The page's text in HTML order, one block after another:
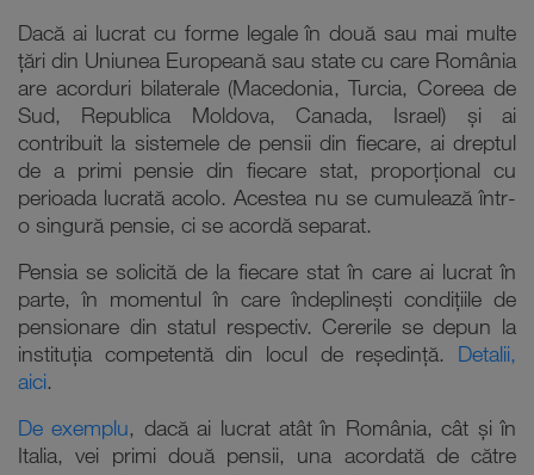
Dacă ai lucrat cu forme legale în două sau mai multe
țări din Uniunea Europeană sau state cu care România
are acorduri bilaterale (Macedonia, Turcia, Coreea de
Sud, Republica Moldova, Canada, Israel) și ai
contribuit la sistemele de pensii din fiecare, ai dreptul
de a primi pensie din fiecare stat, proporțional cu
perioada lucrată acolo. Acestea nu se cumulează într-
o singură pensie, ci se acordă separat.
Pensia se solicită de la fiecare stat în care ai lucrat în
parte, în momentul în care îndeplinești condițiile de
pensionare din statul respectiv. Cererile se depun la
instituţia competentă din locul de reşedinţă. Detalii,
aici.
De exemplu, dacă ai lucrat atât în România, cât și în
Italia, vei primi două pensii, una acordată de către